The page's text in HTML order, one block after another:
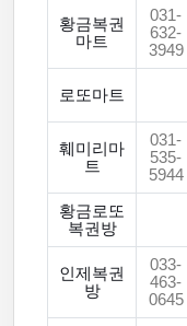
황금복권
마트
031-
632-
3949
로또마트
훼미리마
트
031-
535-
5944
황금로또
복권방
인제복권
방
033-
463-
0645